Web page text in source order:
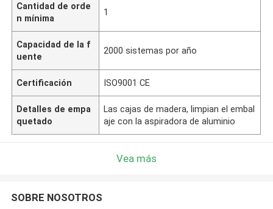
Cantidad de orde
n mínima
1
Capacidad de la f
uente
2000 sistemas por año
Certificación ISO9001 CE
Detalles de empa
quetado
Las cajas de madera, limpian el embal
aje con la aspiradora de aluminio
Vea más
SOBRE NOSOTROS